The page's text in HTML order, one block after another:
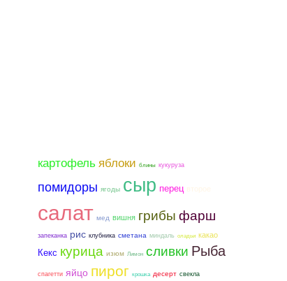
картофель яблоки блины кукуруза
помидоры ягоды сыр перец второе
салат мед вишня грибыфарш
запеканка рис клубника сметана миндаль оладьи какао
Кекс курица изюм Лимон сливки Рыба
спагетти яйцо пирог крошка десерт свекла